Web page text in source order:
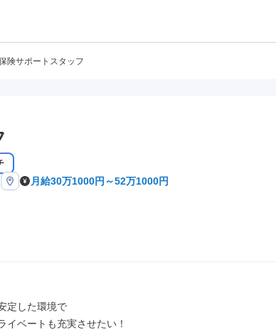
険サポートスタッフ
月給30万1000円～52万1000円
定した環境で
イベートも充実させたい！